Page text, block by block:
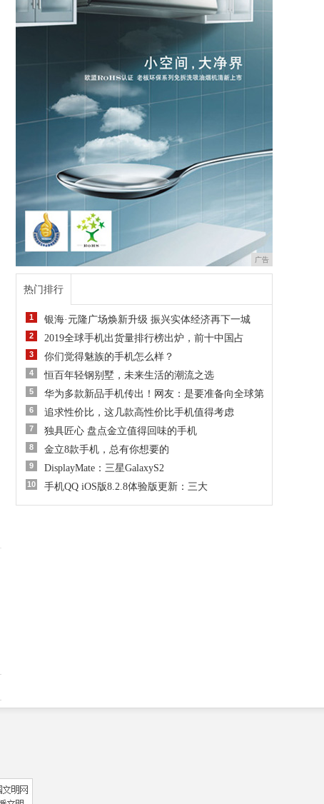
广告
热门排行
1 银海·元隆广场焕新升级 振兴实体经济再下一城
2 2019全球手机出货量排行榜出炉，前十中国占
3 你们觉得魅族的手机怎么样？
4 恒百年轻钢别墅，未来生活的潮流之选
5 华为多款新品手机传出！网友：是要准备向全球第
6 追求性价比，这几款高性价比手机值得考虑
7 独具匠心 盘点金立值得回味的手机
8 金立8款手机，总有你想要的
9 DisplayMate：三星GalaxyS2
10 手机QQ iOS版8.2.8体验版更新：三大